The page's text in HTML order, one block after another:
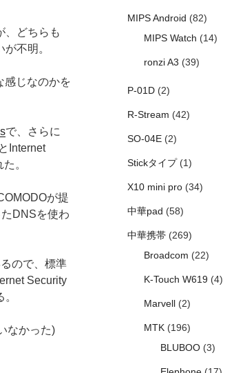
、どちらも
不明。
感じなのかを
で、さらに
Internet
。
が提
DNSを使わ
ので、標準
Security
なかった)
MIPS Android (82)
MIPS Watch (14)
ronzi A3 (39)
P-01D(2)
R-Stream (42)
SO-04E(2)
Stickタイプ(1)
X10 mini pro(34)
中華pad (58)
中華携帯(269)
Broadcom (22)
K-Touch W619(4)
Marvell(2)
MTK(196)
BLUBOO(3)